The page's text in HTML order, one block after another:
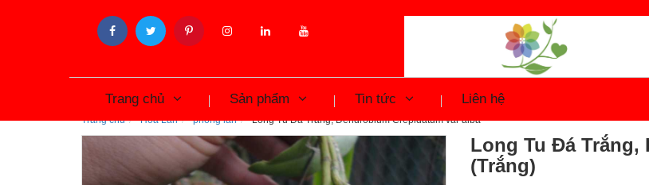
Trang chủ Sản phẩm Tin tức Liên hệ
Trang chủ Hoa Lan phong lan Long Tu Đá Trắng, Dendrobium Crepidatum var alba
Long Tu Đá Trắng,
(Trắng)